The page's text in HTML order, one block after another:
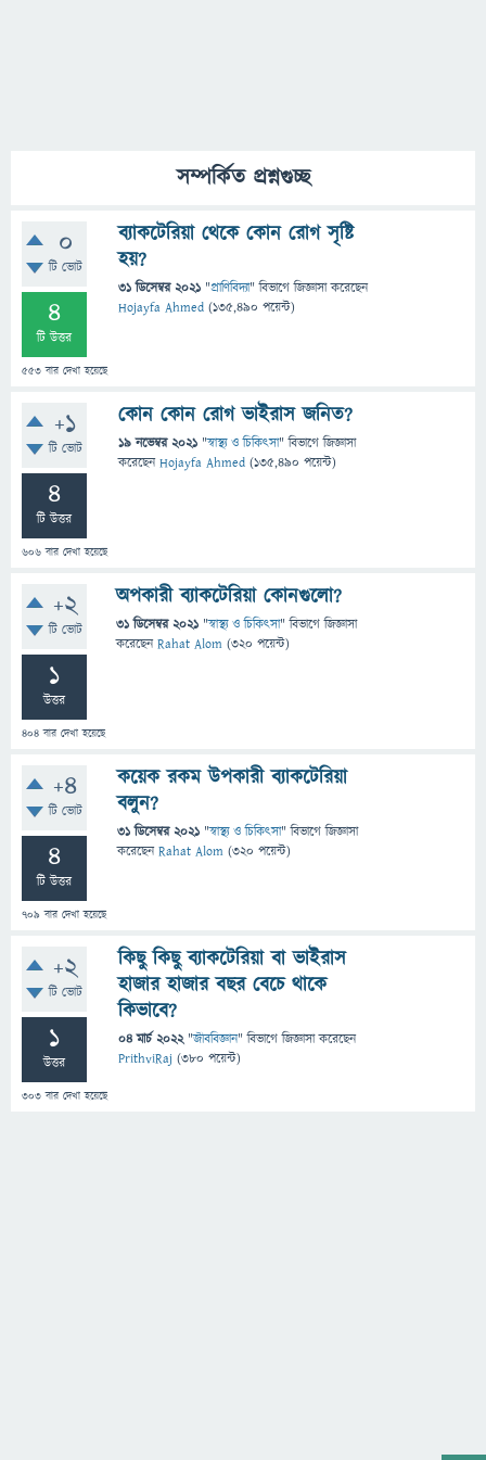
সম্পর্কিত প্রশ্নগুচ্ছ
0
টি ভোট
4
টি উত্তর
553 বার দেখা হয়েছে
ব্যাকটেরিয়া থেকে কোন রোগ সৃষ্টি
হয়?
31 ডিসেম্বর 2021 "প্রাণিবিদ্যা" বিভাগে জিজ্ঞাসাকরেছেন
Hojayfa Ahmed (135,490 পয়েন্ট)
+1
টি ভোট
4
টি উত্তর
606 বার দেখা হয়েছে
কোন কোন রোগ ভাইরাস জনিত?
19 নভেম্বর 2021 "স্বাস্থ্য ও চিকিৎসা" বিভাগে জিজ্ঞাসা
করেছেনHojayfa Ahmed (135,490 পয়েন্ট)
+2
টি ভোট
1
উত্তর
404 বার দেখা হয়েছে
অপকারী ব্যাকটেরিয়া কোনগুলো?
31 ডিসেম্বর 2021 "স্বাস্থ্য ও চিকিৎসা" বিভাগে জিজ্ঞাসা
করেছেনRahat Alom (320 পয়েন্ট)
+4
টি ভোট
4
টি উত্তর
709 বার দেখা হয়েছে
কয়েক রকম উপকারী ব্যাকটেরিয়া
বলুন?
31 ডিসেম্বর 2021 "স্বাস্থ্য ও চিকিৎসা" বিভাগে জিজ্ঞাসা
করেছেনRahat Alom (320 পয়েন্ট)
+2
টি ভোট
1
উত্তর
303 বার দেখা হয়েছে
কিছু কিছু ব্যাকটেরিয়া বা ভাইরাস
হাজার হাজার বছর বেচে থাকে
কিভাবে?
04 মার্চ 2022 "জীববিজ্ঞান" বিভাগে জিজ্ঞাসাকরেছেন
PrithviRaj (380 পয়েন্ট)